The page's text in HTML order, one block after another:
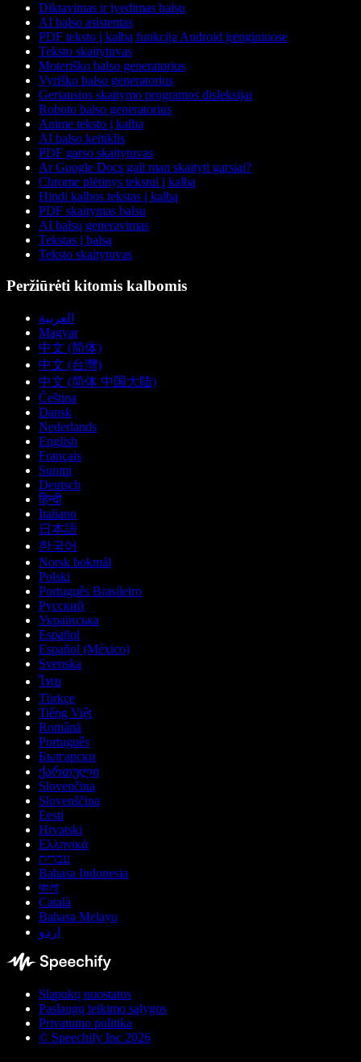
Diktavimas ir įvedimas balsu
AI balso asistentas
PDF teksto į kalbą funkcija Android įrenginiuose
Teksto skaitytuvas
Moteriško balso generatorius
Vyriško balso generatorius
Geriausios skaitymo programos disleksijai
Roboto balso generatorius
Anime teksto į kalbą
AI balso keitiklis
PDF garso skaitytuvas
Ar Google Docs gali man skaityti garsiai?
Chrome plėtinys tekstui į kalbą
Hindi kalbos tekstas į kalbą
PDF skaitymas balsu
AI balsų generavimas
Tekstas į balsą
Teksto skaitytuvas
Peržiūrėti kitomis kalbomis
العربية
Magyar
中文 (简体)
中文 (台灣)
中文 (简体 中国大陆)
Čeština
Dansk
Nederlands
English
Français
Suomi
Deutsch
हिन्दी
Italiano
日本語
한국어
Norsk bokmål
Polski
Português Brasileiro
Русский
Українська
Español
Español (México)
Svenska
ไทย
Türkçe
Tiếng Việt
Română
Português
Български
ქართული
Slovenčina
Slovenščina
Eesti
Hrvatski
Ελληνικά
עברית
Bahasa Indonesia
বাংলা
Català
Bahasa Melayu
اردو
Slapukų nuostatos
Paslaugų teikimo sąlygos
Privatumo politika
© Speechify Inc 2026